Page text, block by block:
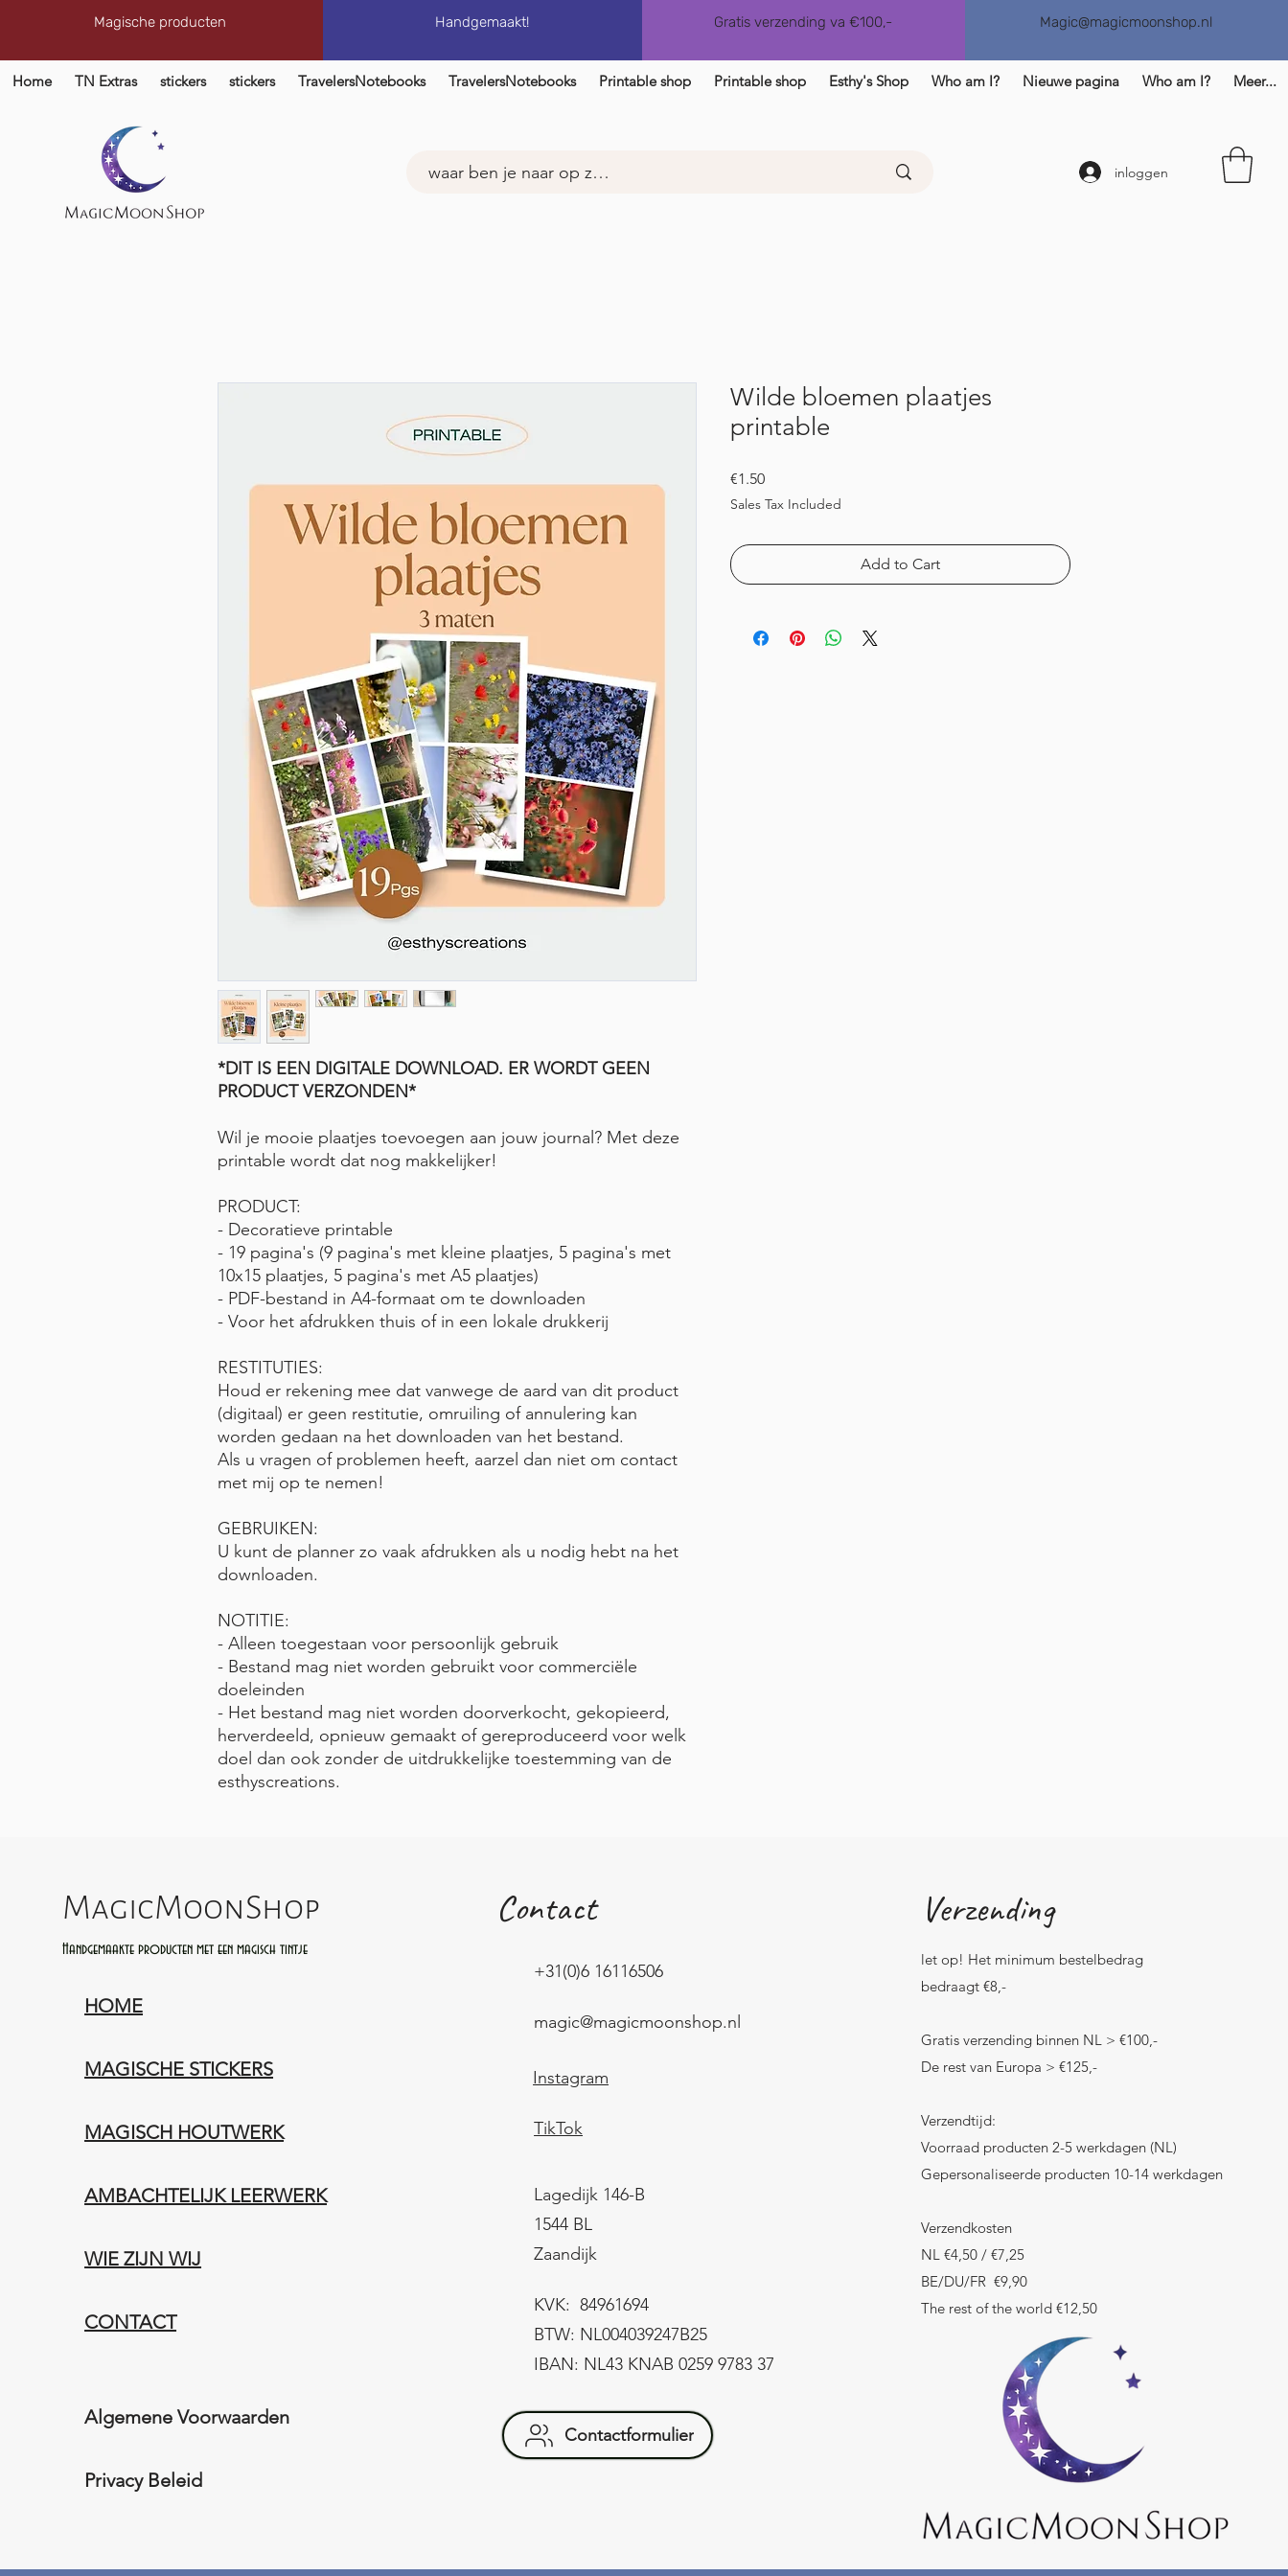
Magische producten Handgemaakt! Gratis verzending va €100,- Magic@magicmoonshop.nl
Home TN Extras stickers stickers TravelersNotebooks TravelersNotebooks Printable shop Printable shop Esthy's Shop Who am I? Nieuwe pagina Who am I? Meer...
inloggen
*DIT IS EEN DIGITALE DOWNLOAD. ER WORDT GEEN
PRODUCT VERZONDEN*
Wil je mooie plaatjes toevoegen aan jouw journal? Met deze
printable wordt dat nog makkelijker!
PRODUCT:
- Decoratieve printable
- 19 pagina's (9 pagina's met kleine plaatjes, 5 pagina's met
10x15 plaatjes, 5 pagina's met A5 plaatjes)
- PDF-bestand in A4-formaat om te downloaden
- Voor het afdrukken thuis of in een lokale drukkerij
RESTITUTIES:
Houd er rekening mee dat vanwege de aard van dit product
(digitaal) er geen restitutie, omruiling of annulering kan
worden gedaan na het downloaden van het bestand.
Als u vragen of problemen heeft, aarzel dan niet om contact
met mij op te nemen!
GEBRUIKEN:
U kunt de planner zo vaak afdrukken als u nodig hebt na het
downloaden.
NOTITIE:
- Alleen toegestaan voor persoonlijk gebruik
- Bestand mag niet worden gebruikt voor commerciële
doeleinden
- Het bestand mag niet worden doorverkocht, gekopieerd,
herverdeeld, opnieuw gemaakt of gereproduceerd voor welk
doel dan ook zonder de uitdrukkelijke toestemming van de
esthyscreations.
Wilde bloemen plaatjes
printable
€1.50Price
Sales Tax Included
Add to Cart
MagicMoonShop
Handgemaakte producten met een magisch tintje
HOME
MAGISCHE STICKERS
MAGISCH HOUTWERK
AMBACHTELIJK LEERWERK​
WIE ZIJN WIJ​​
CONTACT
Algemene Voorwaarden
Privacy Beleid
Contact
+31(0)6 16116506
magic@magicmoonshop.nl
Instagram
TikTok
Lagedijk 146-B
1544 BL
Zaandijk
KVK: 84961694
BTW: NL004039247B25
IBAN: NL43 KNAB 0259 9783 37
Contactformulier
Verzending
let op! Het minimum bestelbedrag
bedraagt €8,-
Gratis verzending binnen NL > €100,-
De rest van Europa > €125,-
Verzendtijd:
Voorraad producten 2-5 werkdagen (NL)
Gepersonaliseerde producten 10-14 werkdagen
Verzendkosten
NL €4,50 / €7,25
BE/DU/FR €9,90
The rest of the world €12,50